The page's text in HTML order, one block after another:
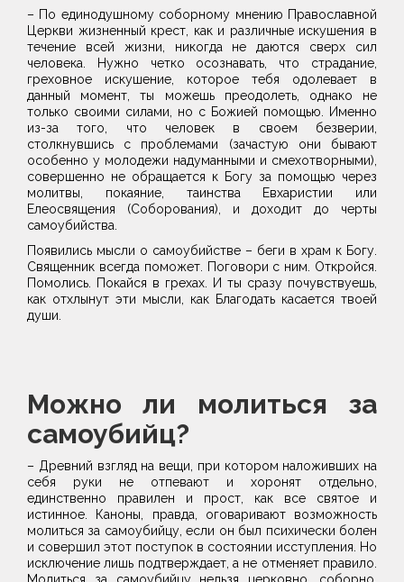
– По единодушному соборному мнению Православной
Церкви жизненный крест, как и различные искушения в
течение всей жизни, никогда не даются сверх сил
человека. Нужно четко осознавать, что страдание,
греховное искушение, которое тебя одолевает в
данный момент, ты можешь преодолеть, однако не
только своими силами, но с Божией помощью. Именно
из-за того, что человек в своем безверии,
столкнувшись с проблемами (зачастую они бывают
особенно у молодежи надуманными и смехотворными),
совершенно не обращается к Богу за помощью через
молитвы, покаяние, таинства Евхаристии или
Елеосвящения (Соборования), и доходит до черты
самоубийства.
Появились мысли о самоубийстве – беги в храм к Богу.
Священник всегда поможет. Поговори с ним. Откройся.
Помолись. Покайся в грехах. И ты сразу почувствуешь,
как отхлынут эти мысли, как Благодать касается твоей
души.
Можно ли молиться за
самоубийц?
– Древний взгляд на вещи, при котором наложивших на
себя руки не отпевают и хоронят отдельно,
единственно правилен и прост, как все святое и
истинное. Каноны, правда, оговаривают возможность
молиться за самоубийцу, если он был психически болен
и совершил этот поступок в состоянии исступления. Но
исключение лишь подтверждает, а не отменяет правило.